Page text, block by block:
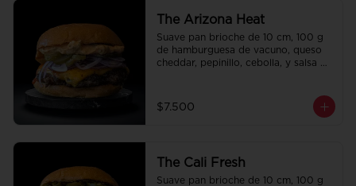
The Arizona Heat
Suave pan brioche de 10 cm, 100 g
de hamburguesa de vacuno, queso
cheddar, pepinillo, cebolla, y salsa de
$7.500
The Cali Fresh
Suave pan brioche de 10 cm, 100 g